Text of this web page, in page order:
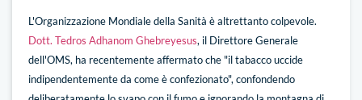
L'Organizzazione Mondiale della Sanità è altrettanto colpevole.
Dott. Tedros Adhanom Ghebreyesus, il Direttore Generale
dell'OMS, ha recentemente affermato che "il tabacco uccide
indipendentemente da come è confezionato", confondendo